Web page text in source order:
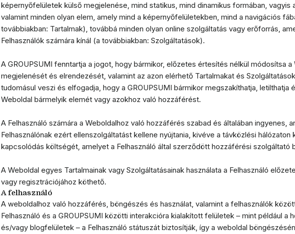
képernyőfelületek külső megjelenése, mind statikus, mind dinamikus formában, vagyis
valamint minden olyan elem, amely mind a képernyőfelületekben, mind a navigációs
továbbiakban: Tartalmak), továbbá minden olyan online szolgáltatás vagy erőforrás,
Felhasználók számára kínál (a továbbiakban: Szolgáltatások).
A GROUPSUMI fenntartja a jogot, hogy bármikor, előzetes értesítés nélkül módosítsa a
megjelenését és elrendezését, valamint az azon elérhető Tartalmakat és
tudomásul veszi és elfogadja, hogy a GROUPSUMI bármikor megszakíthatja, letilthatja
Weboldal bármelyik elemét vagy azokhoz való hozzáférést.
A Felhasználó számára a Weboldalhoz való hozzáférés szabad és általában ingyenes,
Felhasználónak ezért ellenszolgáltatást kellene nyújtania, kivéve a távközlési hálózaton
kapcsolódás költségét, amelyet a Felhasználó által szerződött hozzáférési szolgáltató
A Weboldal egyes Tartalmainak vagy Szolgáltatásainak használata a Felhasználó
vagy regisztrációjához köthető.
A felhasználó
A weboldalhoz való hozzáférés, böngészés és használat, valamint a felhasználók
Felhasználó és a GROUPSUMI közötti interakcióra kialakított felületek – mint például a
és/vagy blogfelületek – a Felhasználó státuszát biztosítják, így a weboldal